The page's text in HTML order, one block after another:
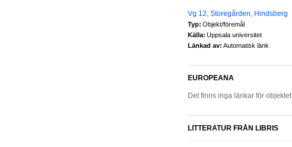
Vg 12, Storegården, Hindsberg
Typ: Objekt/föremål
Källa: Uppsala universitet
Länkad av: Automatisk länk
EUROPEANA
Det finns inga länkar för objektet.
LITTERATUR FRÅN LIBRIS